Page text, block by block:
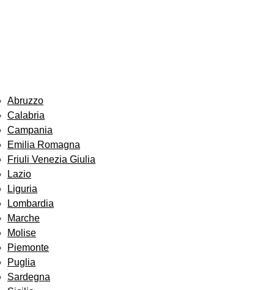
Abruzzo
Calabria
Campania
Emilia Romagna
Friuli Venezia Giulia
Lazio
Liguria
Lombardia
Marche
Molise
Piemonte
Puglia
Sardegna